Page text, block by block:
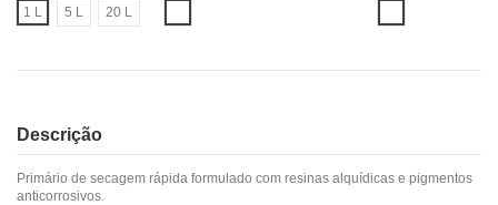
1 L
5 L 20 L
Descrição
Primário de secagem rápida formulado com resinas alquídicas e pigmentos
anticorrosivos.